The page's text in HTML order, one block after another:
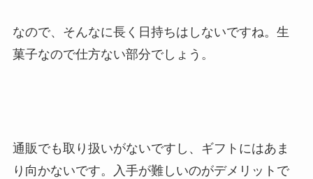
なので、そんなに長く日持ちはしないですね。生
菓子なので仕方ない部分でしょう。
通販でも取り扱いがないですし、ギフトにはあま
り向かないです。入手が難しいのがデメリットで